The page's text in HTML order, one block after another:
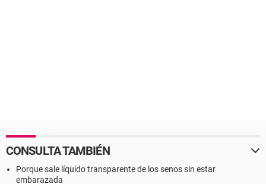
CONSULTA TAMBIÉN
Porque sale líquido transparente de los senos sin estar
embarazada